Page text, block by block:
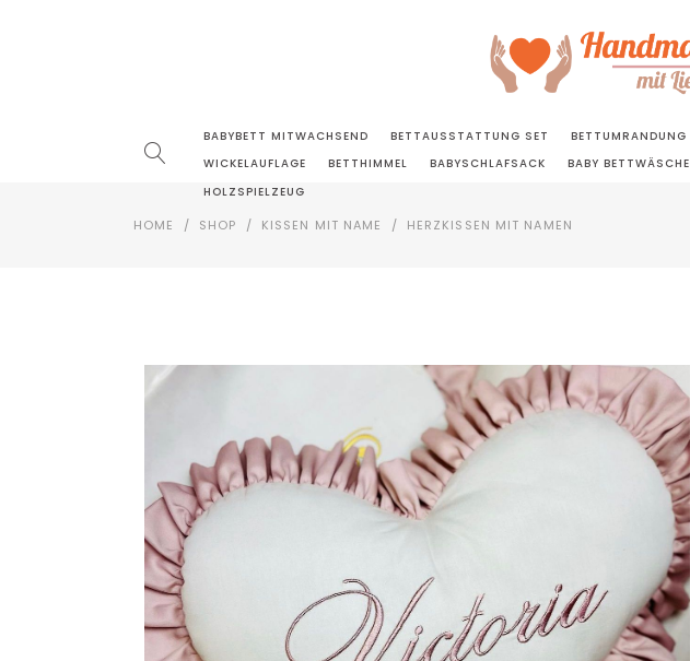
BABYBETT MITWACHSEND BETTAUSSTATTUNG SET BETTUMRANDUNG
WICKELAUFLAGE
BETTHIMMEL BABYSCHLAFSACK BABY BETTWÄSCHE
HOLZSPIELZEUG
HOME / SHOP / KISSEN MIT NAME / HERZKISSEN MIT NAMEN